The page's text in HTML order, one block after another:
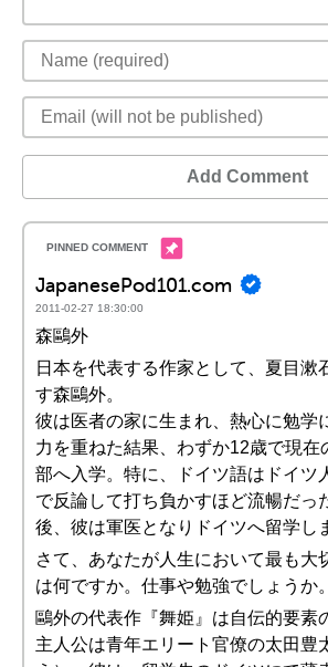
Add Comment
JapanesePod101.com
2011-02-27 18:30:00
森鷗外
日本を代表する作家として、夏目漱
す森鷗外。
彼は医者の家に生まれ、熱心に勉学
力を重ねた結果、わずか12歳で現在
部へ入学。特に、ドイツ語はドイツ
で反論して打ち負かすほど流暢だっ
後、彼は軍医となりドイツへ留学し
さて、あなたが人生において最も大
は何ですか。仕事や勉強でしょうか
鷗外の代表作『舞姫』は自伝的要素
主人公は青年エリート官僚の太田豊